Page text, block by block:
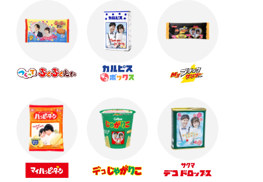
【感謝を込めて】敬老の日におすすめギフト
卒団・引退の記念品に☆オリジナルギフト！
暑い日はおうちでギフト選び！思い出に残る夏ギフ
父の日に贈るおすすめプチギフト！
母の日に送るギフトはこれで決まり！☆☆☆
☆春のイベントにおすすめ☆オリジナルスプリング
ギフト！